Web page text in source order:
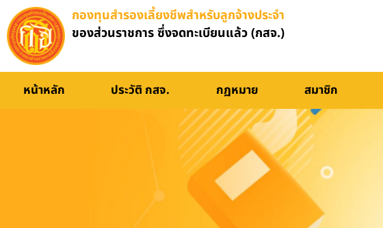
กองทุนสำรองเลี้ยงชีพสำหรับลูกจ้างประจำ
ของส่วนราชการ ซึ่งจดทะเบียนแล้ว (กสจ.)
หน้าหลัก ประวัติ กสจ. กฏหมาย สมาชิก
อบรมออนไลน์